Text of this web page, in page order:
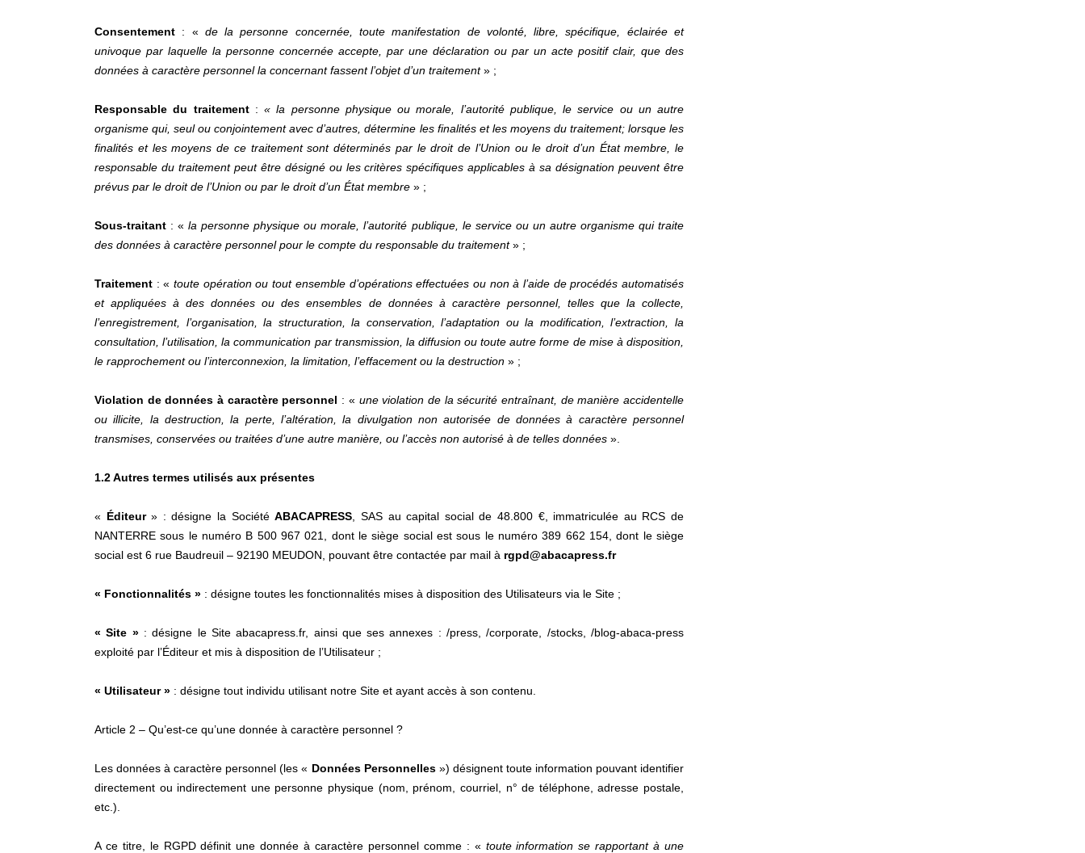
Consentement : « de la personne concernée, toute manifestation de volonté, libre, spécifique, éclairée et
univoque par laquelle la personne concernée accepte, par une déclaration ou par un acte positif clair, que des
données à caractère personnel la concernant fassent l’objet d’un traitement» ;
Responsable du traitement: « la personne physique ou morale, l’autorité publique, le service ou un autre
organisme qui, seul ou conjointement avec d’autres, détermine les finalités et les moyens du traitement; lorsque les
finalités et les moyens de ce traitement sont déterminés par le droit de l’Union ou le droit d’un État membre, le
responsable du traitement peut être désigné ou les critères spécifiques applicables à sa désignation peuvent être
prévus par le droit de l’Union ou par le droit d’un État membre » ;
Sous-traitant : «la personne physique ou morale, l’autorité publique, le service ou un autre organisme qui traite
des données à caractère personnel pour le compte du responsable du traitement» ;
Traitement : «toute opération ou tout ensemble d’opérations effectuées ou non à l’aide de procédés automatisés
et appliquées à des données ou des ensembles de données à caractère personnel, telles que la collecte,
l’enregistrement, l’organisation, la structuration, la conservation, l’adaptation ou la modification, l’extraction, la
consultation, l’utilisation, la communication par transmission, la diffusion ou toute autre forme de mise à disposition,
le rapprochement ou l’interconnexion, la limitation, l’effacement ou la destruction » ;
Violation de données à caractère personnel : « une violation de la sécurité entraînant, de manière accidentelle
ou illicite, la destruction, la perte, l’altération, la divulgation non autorisée de données à caractère personnel
transmises, conservées ou traitées d’une autre manière, ou l’accès non autorisé à de telles données ».
1.2 Autres termes utilisés aux présentes
« Éditeur» : désigne la SociétéABACAPRESS , SAS au capital social de 48.800 €, immatriculée au RCS de
NANTERRE sous le numéro B 500 967 021, dont le siège social est sous le numéro 389 662 154, dont le siège
social est 6 rue Baudreuil – 92190 MEUDON, pouvant être contactée par mail à rgpd@abacapress.fr
« Fonctionnalités » : désigne toutes les fonctionnalités mises à disposition des Utilisateurs via le Site ;
« Site »: désigne le Site abacapress.fr, ainsi que ses annexes : /press, /corporate, /stocks, /blog-abaca-press
exploité par l’Éditeur et mis à disposition de l’Utilisateur ;
« Utilisateur » : désigne tout individu utilisant notre Site et ayant accès à son contenu.
Article 2 – Qu’est-ce qu’une donnée à caractère personnel ?
Les données à caractère personnel (les « Données Personnelles») désignent toute information pouvant identifier
directement ou indirectement une personne physique (nom, prénom, courriel, n° de téléphone, adresse postale,
etc.).
A ce titre, le RGPD définit une donnée à caractère personnel comme : « toute information se rapportant à une